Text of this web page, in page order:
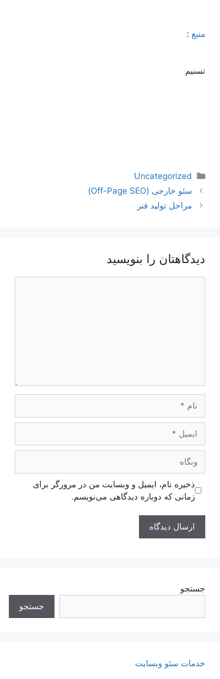
منبع :
تسنیم
دسته‌ها
Uncategorized
ناوبری
نوشته‌ها
سئو خارجی (Off-Page SEO)
مراحل تولید فنر
دیدگاهتان را بنویسید
وبگاه
ذخیره نام، ایمیل و وبسایت من در مرورگر برای
زمانی که دوباره دیدگاهی می‌نویسم.
جستجو
جستجو
خدمات سئو وبسایت